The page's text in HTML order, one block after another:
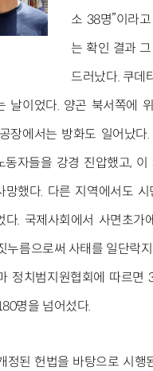
소 38명”이라
는 확인 결과
드러났다. 쿠데
날이었다. 양곤 북서쪽에
장에서는 방화도 일어났다
동자들을 강경 진압했고, 이
망했다. 다른 지역에서도
다. 국제사회에서 사면초가
누름으로써 사태를 일단락
정치범지원협회에 따르면
명을 넘어섰다.
정된 헌법을 바탕으로 시행